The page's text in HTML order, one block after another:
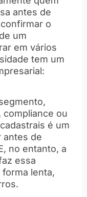
antes de
o
um
em vários
tem um
compliance ou
é um
antes de
no entanto, a
essa
lenta,